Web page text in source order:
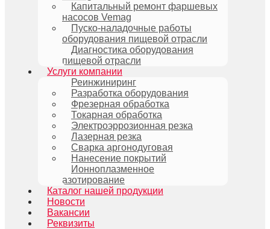
Капитальный ремонт фаршевых
насосов Vemag
Пуско-наладочные работы
оборудования пищевой отрасли
Диагностика оборудования
пищевой отрасли
Услуги компании
Реинжиниринг
Разработка оборудования
Фрезерная обработка
Токарная обработка
Электроэррозионная резка
Лазерная резка
Сварка аргонодуговая
Нанесение покрытий
Ионноплазменное
азотирование
Каталог нашей продукции
Новости
Вакансии
Реквизиты